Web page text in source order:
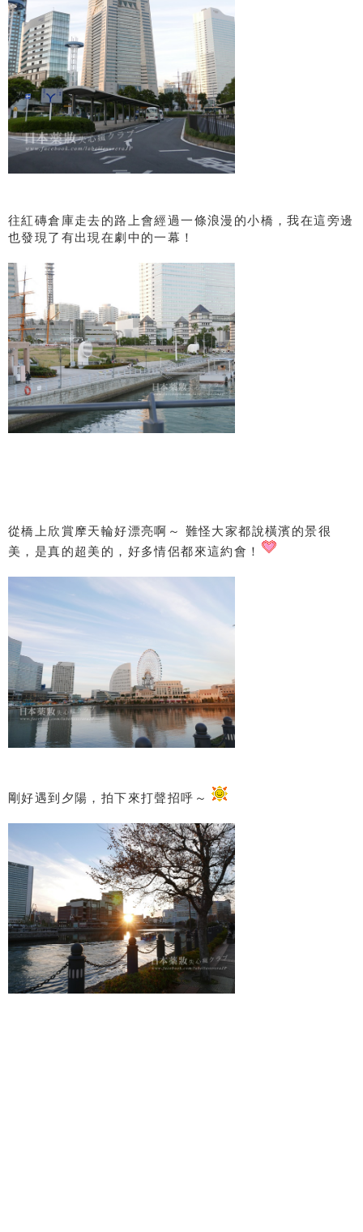
往紅磚倉庫走去的路上會經過一條浪漫的小橋，我在這旁邊
也發現了有出現在劇中的一幕！
從橋上欣賞摩天輪好漂亮啊～ 難怪大家都說橫濱的景很
美，是真的超美的，好多情侶都來這約會！
剛好遇到夕陽，拍下來打聲招呼～